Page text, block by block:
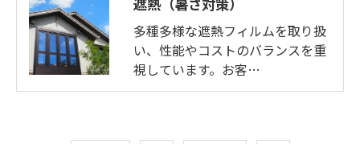
多種多様な遮熱フィルムを取り扱
い、性能やコストのバランスを重
視しています。お客…